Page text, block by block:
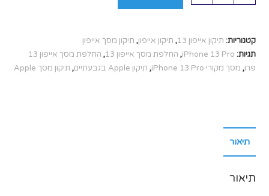
קטגוריות: תיקון אייפון 13 , תיקון אייפון, תיקון מסך אייפון
תגיות: iPhone 13 Pro
, החלפת מסך אייפון 13 ,
החלפת מסך אייפון 13
פרו, מסך מקורי iPhone 13 Pro , תיקון Apple בגבעתיים , תיקון מסך Apple
תיאור
תיאור